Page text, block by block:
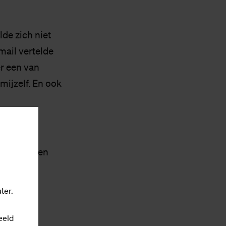
zich niet
vertelde
een van
En ook
een
voor een
Maar
we